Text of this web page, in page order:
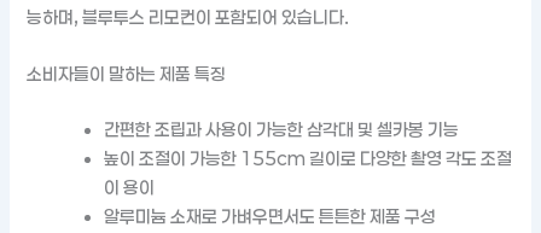
능하며, 블루투스 리모컨이 포함되어 있습니다.
소비자들이 말하는 제품 특징
간편한 조립과 사용이 가능한 삼각대 및 셀카봉 기능
높이 조절이 가능한 155cm 길이로 다양한 촬영 각도 조절
이 용이
알루미늄 소재로 가벼우면서도 튼튼한 제품 구성